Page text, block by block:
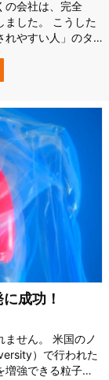
の会社は、完全
ました。 こうした
れやすい人」のタ
社会科学部に所
の結果、会社の
成功！
せん。 米国のノ
）で行われた
増強できる粒子